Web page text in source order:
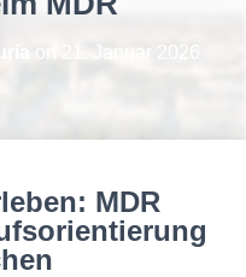
on 21. Januar 2026
MDR